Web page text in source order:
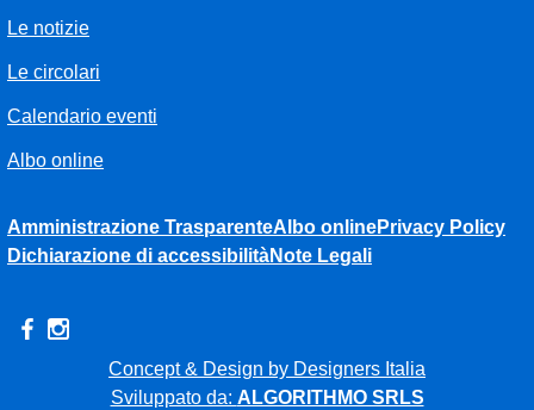
Le notizie
Le circolari
Calendario eventi
Albo online
Amministrazione TrasparenteAlbo onlinePrivacy Policy
Dichiarazione di accessibilitàNote Legali
Concept & Design by Designers Italia
Sviluppato da: ALGORITHMO SRLS